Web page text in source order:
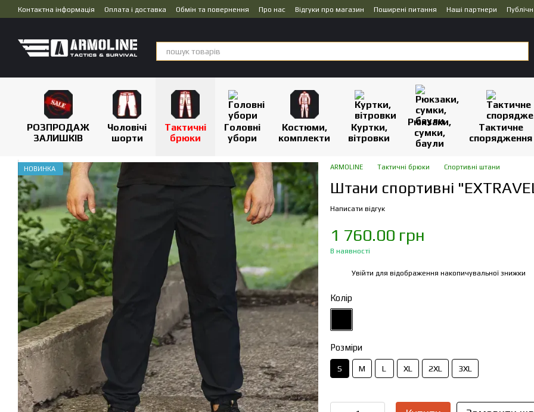
Перейти до основного контенту
Контактна інформація Оплата і доставка Обмін та повернення Про нас Відгуки про магазин Поширені питання Наші партнери
РОЗПРОДАЖ
ЗАЛИШКІВ
Чоловічі
шорти
Тактичні
брюки
Головні
убори
Костюми,
комплекти
Куртки,
вітровки
Рюкзаки,
сумки,
баули
Тактичне
спорядження
НОВИНКА ARMOLINE Тактичні брюки Спортивні штани
Штани спортивні
Написати відгук
1 760.00 грн
В наявності
Увійти для відображення накопичувальної знижки
Колір
Розміри
S M L XL 2XL 3XL